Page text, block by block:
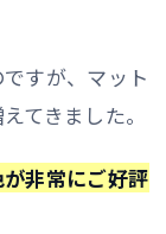
すが、マット
てきました。
非常にご好評